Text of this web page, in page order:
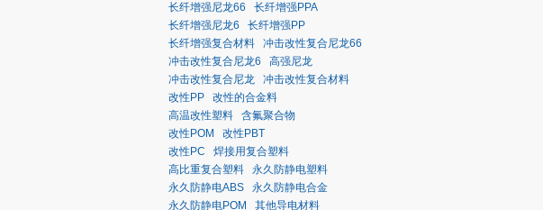
长纤增强尼龙66
长纤增强PPA
长纤增强尼龙6
长纤增强PP
长纤增强复合材料
冲击改性复合尼龙66
冲击改性复合尼龙6
高强尼龙
冲击改性复合尼龙
冲击改性复合材料
改性PP
改性的合金料
高温改性塑料
含氟聚合物
改性POM
改性PBT
改性PC
焊接用复合塑料
高比重复合塑料
永久防静电塑料
永久防静电ABS
永久防静电合金
永久防静电POM
其他导电材料